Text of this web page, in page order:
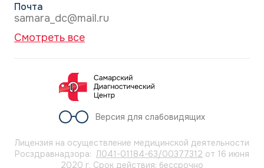
Почта
samara_dc@mail.ru
Смотреть все
Версия для слабовидящих
Лицензия на осуществление медицинской деятельности
Росздравнадзора: Л041-01184-63/00377312 от 16 июня
2020 г. Срок действия: бессрочно